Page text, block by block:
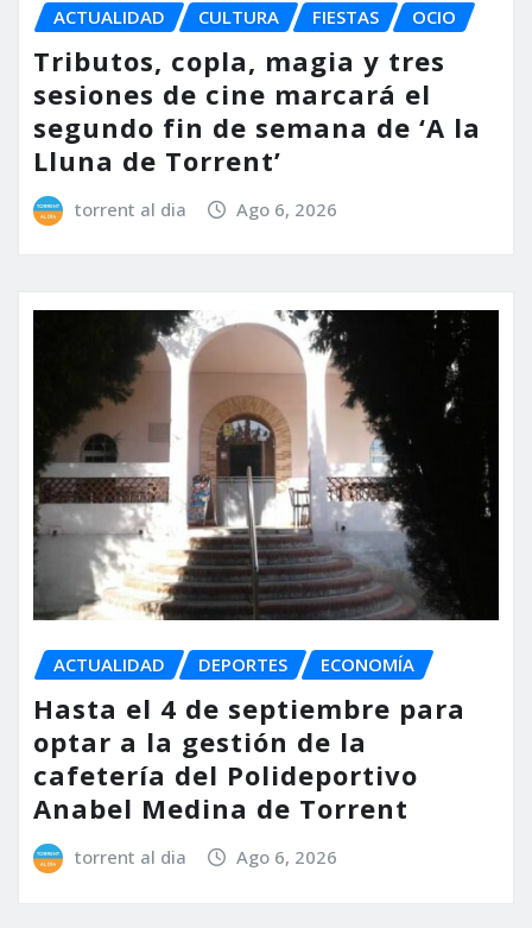
ACTUALIDAD CULTURA FIESTAS OCIO
Tributos, copla, magia y tres
sesiones de cine marcará el
segundo fin de semana de ‘A la
Lluna de Torrent’
torrent al dia Ago 6, 2026
ACTUALIDAD DEPORTES ECONOMÍA
Hasta el 4 de septiembre para
optar a la gestión de la
cafetería del Polideportivo
Anabel Medina de Torrent
torrent al dia Ago 6, 2026